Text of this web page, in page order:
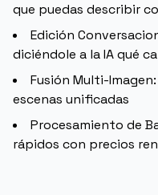
que puedas describir
Edición
diciéndole a la IA qué
Fusión Multi-
escenas unificadas
Procesamiento de
rápidos con precios